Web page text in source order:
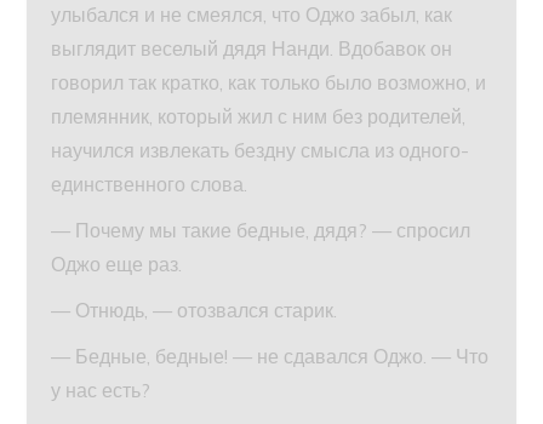
улыбался и не смеялся, что Оджо забыл, как
выглядит веселый дядя Нанди. Вдобавок он
говорил так кратко, как только было возможно, и
племянник, который жил с ним без родителей,
научился извлекать бездну смысла из одного-
единственного слова.
— Почему мы такие бедные, дядя? — спросил
Оджо еще раз.
— Отнюдь, — отозвался старик.
— Бедные, бедные! — не сдавался Оджо. — Что
у нас есть?